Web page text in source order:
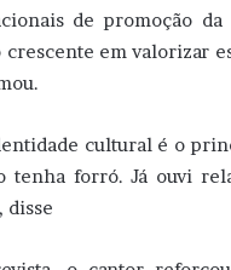
de promoção
em valorizar
cultural é o
tenha forró. Já ouvi
disse